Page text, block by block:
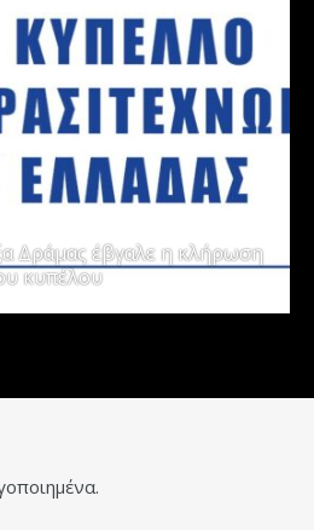
Δράμας έβγαλε η κλήρωση
κυπέλου